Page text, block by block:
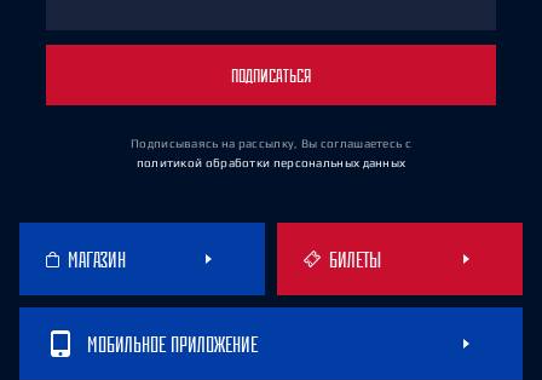
ПОДПИСАТЬСЯ
Подписываясь на рассылку, Вы соглашаетесь с
политикой обработки персональных данных
МАГАЗИН БИЛЕТЫ
МОБИЛЬНОЕ ПРИЛОЖЕНИЕ